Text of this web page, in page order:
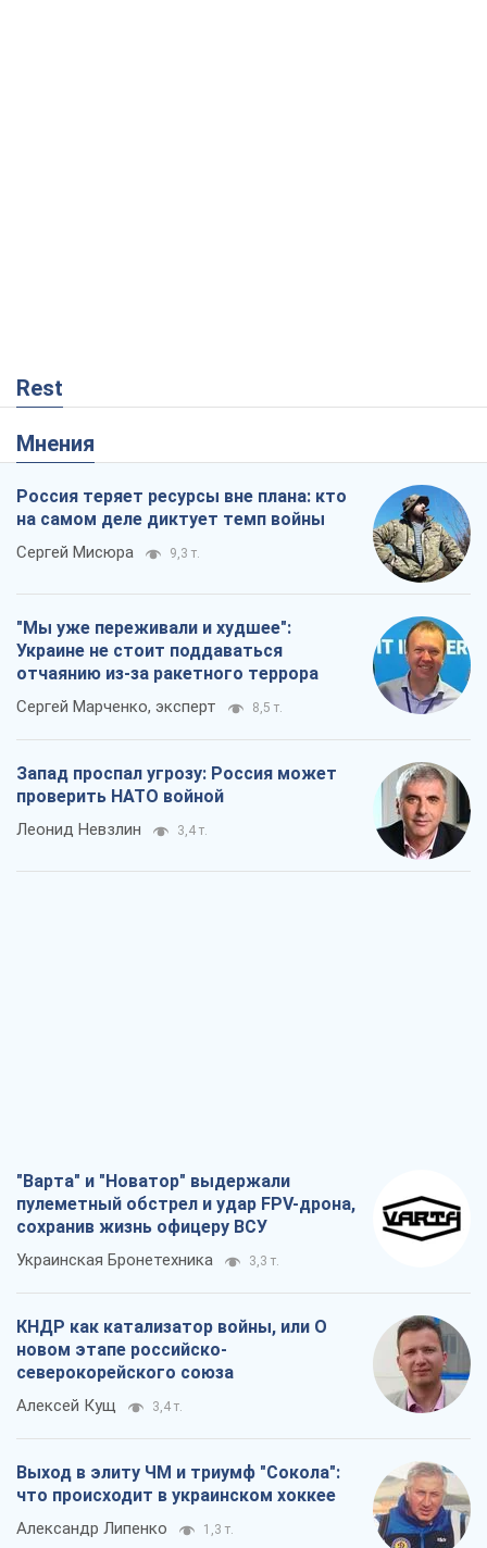
Rest
Мнения
Россия теряет ресурсы вне плана: кто
на самом деле диктует темп войны
Сергей Мисюра 9,3 т.
"Мы уже переживали и худшее":
Украине не стоит поддаваться
отчаянию из-за ракетного террора
Сергей Марченко, эксперт 8,5 т.
Запад проспал угрозу: Россия может
проверить НАТО войной
Леонид Невзлин 3,4 т.
"Варта" и "Новатор" выдержали
пулеметный обстрел и удар FPV-дрона,
сохранив жизнь офицеру ВСУ
Украинская Бронетехника 3,3 т.
КНДР как катализатор войны, или О
новом этапе российско-
северокорейского союза
Алексей Кущ 3,4 т.
Выход в элиту ЧМ и триумф "Сокола":
что происходит в украинском хоккее
Александр Липенко 1,3 т.